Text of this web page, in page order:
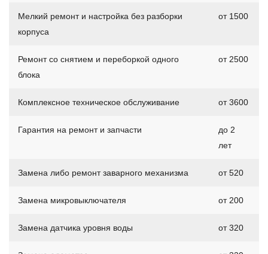
Мелкий ремонт и настройка без разборки
корпуса
от 1500
Ремонт со снятием и переборкой одного
блока
от 2500
Комплексное техническое обслуживание от 3600
Гарантия на ремонт и запчасти
до 2
лет
Замена либо ремонт заварного механизма от 520
Замена микровыключателя от 200
Замена датчика уровня воды от 320